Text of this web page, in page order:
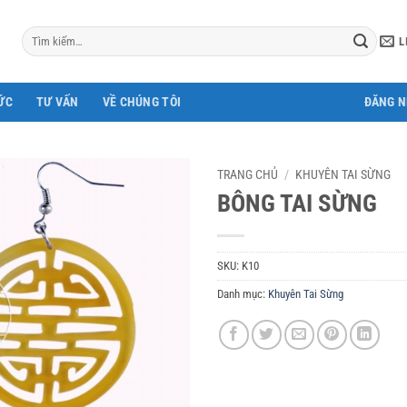
Tìm
kiếm:
TƯ VẤN VỀ CHÚNG TÔI ĐĂNG
TRANG CHỦ / KHUYÊN TAI SỪNG
BÔNG TAI SỪNG
SKU: K10
Danh mục: Khuyên Tai Sừng